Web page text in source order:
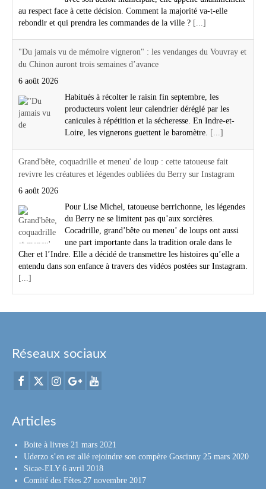
au respect face à cette décision. Comment la majorité va-t-elle
rebondir et qui prendra les commandes de la ville ? [...]
"Du jamais vu de mémoire vigneron" : les vendanges du Vouvray et
du Chinon auront trois semaines d’avance
6 août 2026
Habitués à récolter le raisin fin septembre, les
producteurs voient leur calendrier déréglé par les
canicules à répétition et la sécheresse. En Indre-et-
Loire, les vignerons guettent le baromètre. [...]
Grand'bête, coquadrille et meneu' de loup : cette tatoueuse fait
revivre les créatures et légendes oubliées du Berry sur Instagram
6 août 2026
Pour Lise Michel, tatoueuse berrichonne, les légendes
du Berry ne se limitent pas qu’aux sorcières.
Cocadrille, grand’bête ou meneu’ de loups ont aussi
une part importante dans la tradition orale dans le
Cher et l’Indre. Elle a décidé de transmettre les histoires qu’elle a
entendu dans son enfance à travers des vidéos postées sur Instagram.
[...]
Réseaux sociaux
Articles
Boite à livres 21 mars 2021
Uderzo s’en est allé rejoindre son compère Goscinny 25 mars 2020
Sicae-ELY 6 avril 2018
Comité des Fêtes 27 novembre 2017